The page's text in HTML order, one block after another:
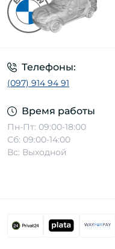
Телефоны:
(097) 914 94 91
Время работы
Пн-Пт: 09:00-18:00
Сб: 09:00-14:00
Вс: Выходной